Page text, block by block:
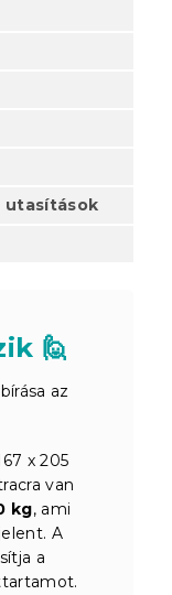
utasítások
🙋
az
x 205
van
kg, ami
A
a